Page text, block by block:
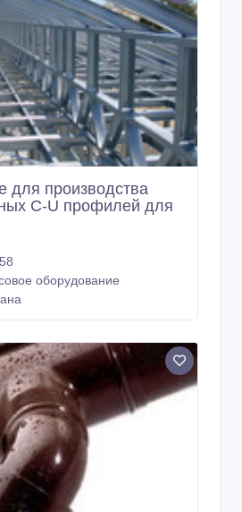
для производства
С-U профилей для
оборудование